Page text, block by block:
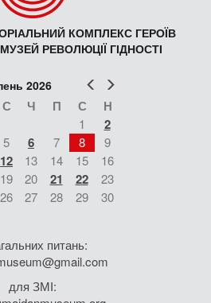
КОМПЛЕКС ГЕРОЇВ
РЕВОЛЮЦІЇ ГІДНОСТІ
Попер
2026
С Ч П С Н
1 2
5 6 7 8
9
12 13 14 15
16
19 20 21 22
23
26 27 28 29
30
питань:
для ЗМІ: